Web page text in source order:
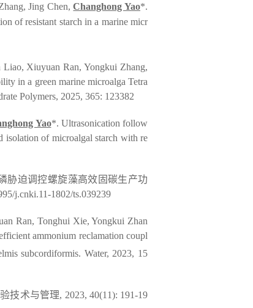
Jing Chen,Changhong Yao*.
of resistant starch in a marine micr
Xiuyuan Ran, Yongkui Zhang,
in a green marine microalgaTetra
Polymers, 2025, 365: 123382
Yao*. Ultrasonication follow
isolation of microalgal starch with re
胁迫调控螺旋藻高效固碳生产功
j.cnki.11-1802/ts.039239
Ran, Tonghui Xie, Yongkui Zhan
ammonium reclamation coupl
subcordiformis. Water, 2023, 15
技术与管理, 2023, 40(11): 191-19